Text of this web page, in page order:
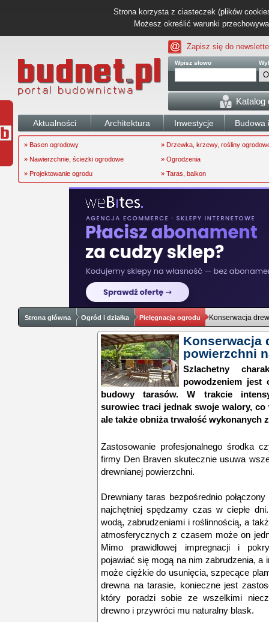
Strona korzysta z ciasteczek (plików
Możesz określić warunki
Zapisz się do
Wpisz słowo
Katalog
Aktualności Architektura Inwestycje Budowa
» Basen ogrodowy
» Drzewka, krzewy, rośliny
» Nawierzchnie, ścieżki ogrodowe
» Ogrodzenia
» Projektowanie ogrodu
» Taras, balkon
Strona główna Ogród i działka Pielęgnacja ogrodu Konserwacja
Konserwacja
powierzchni
Szlachetny
powodzeniem jest
budowy tarasów. W trakcie
surowiec traci jednak swoje walory,
ale także obniża trwałość wykonanych
Zastosowanie profesjonalnego środka
firmy Den Braven skutecznie usuwa
drewnianej powierzchni.
Drewniany taras bezpośrednio
najchętniej spędzamy czas w ciepłe
wodą, zabrudzeniami i roślinnością, a
atmosferycznych z czasem może on
Mimo prawidłowej impregnacji i
pojawiać się mogą na nim zabrudzenia,
może ciężkie do usunięcia, szpecące
drewna na tarasie, konieczne jest
który poradzi sobie ze wszelkimi
drewno i przywróci mu naturalny blask.